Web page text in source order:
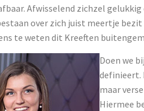
Afwisselend zichzel
over zich juist meertje
te weten dit Kreeften
Doen we
definieert.
maar
Hiermee